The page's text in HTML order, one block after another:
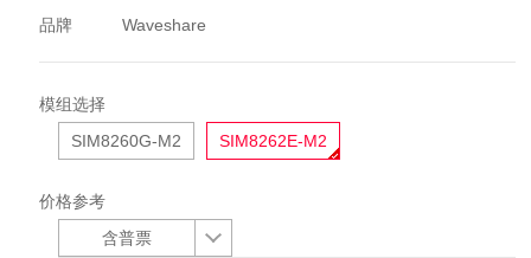
品牌
Waveshare
模组选择
SIM8260G-M2
SIM8262E-M2
价格参考
含普票